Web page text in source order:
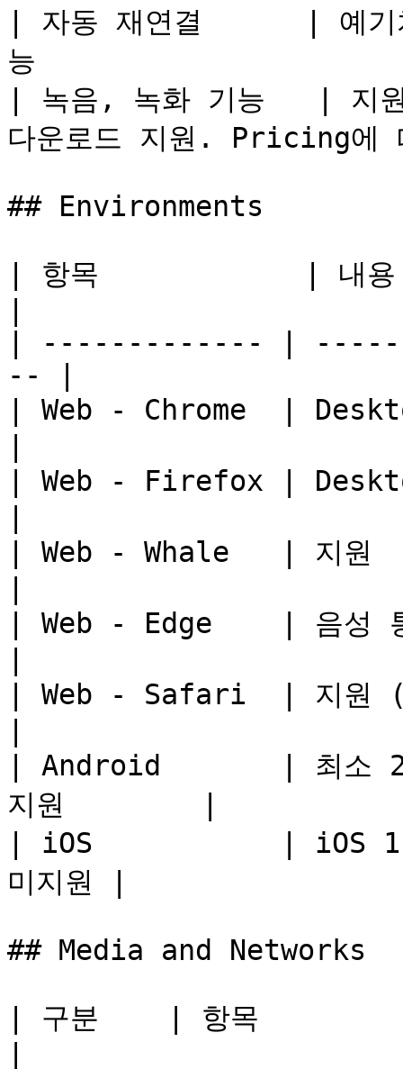
| 자동 재연결      | 예기
능
| 녹음, 녹화 기능   | 지
다운로드 지원. Pricing에
## Environments
| 항목            | 내용
| ------------- |
-- |
| Web - Chrome  |
| Web - Firefox |
| Web - Whale   | 지원
| Web - Edge    | 음성
| Web - Safari  | 지원
| Android       | 최소 21(
지원        |
| iOS           | iOS
미지원 |
## Media and Networks
| 구분    | 항목